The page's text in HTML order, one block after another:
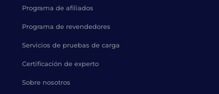
Programa de afiliados
Programa de revendedores
Servicios de pruebas de carga
Certificación de experto
Sobre nosotros